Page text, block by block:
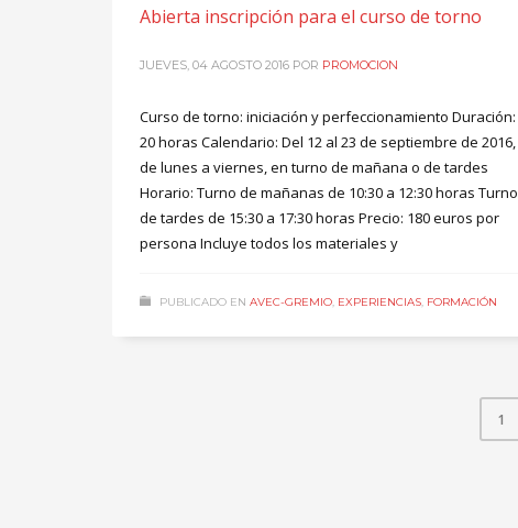
Abierta inscripción para el curso de torno
JUEVES, 04 AGOSTO 2016 POR PROMOCION
Curso de torno: iniciación y perfeccionamiento Duración:
20 horas Calendario: Del 12 al 23 de septiembre de 2016,
de lunes a viernes, en turno de mañana o de tardes
Horario: Turno de mañanas de 10:30 a 12:30 horas Turno
de tardes de 15:30 a 17:30 horas Precio: 180 euros por
persona Incluye todos los materiales y
PUBLICADO EN AVEC-GREMIO, EXPERIENCIAS, FORMACIÓN
1